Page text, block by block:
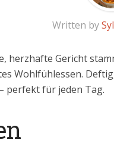
Written by
herzhafte Gericht
Wohlfühlessen.
perfekt für jeden Tag.